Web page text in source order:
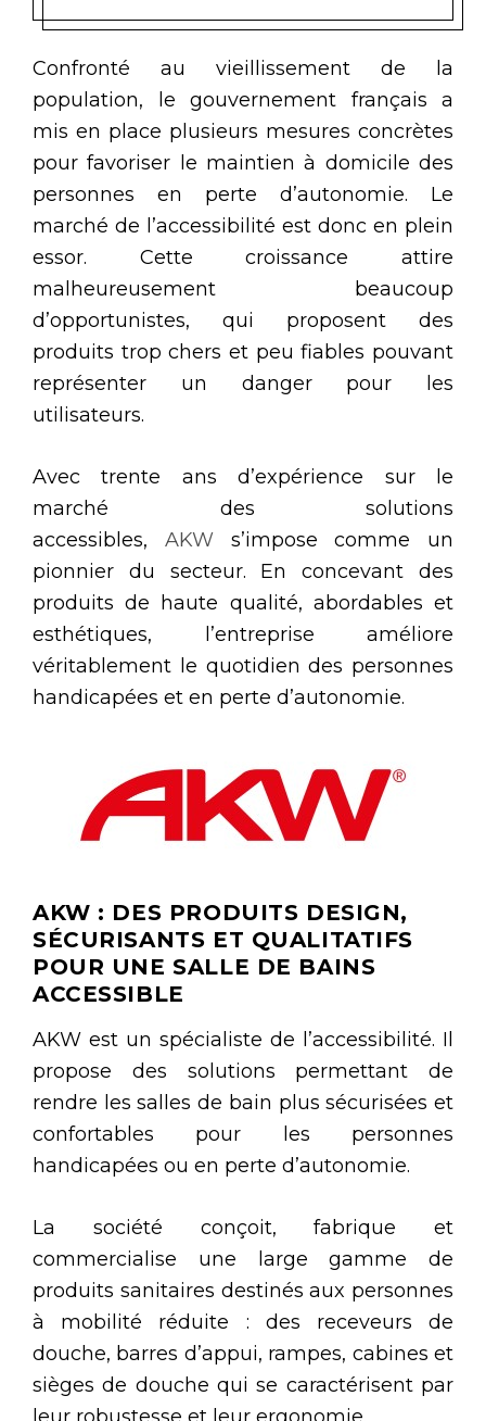
Confronté au vieillissement de la
population, le gouvernement français a
mis en place plusieurs mesures concrètes
pour favoriser le maintien à domicile des
personnes en perte d’autonomie. Le
marché de l’accessibilité est donc en plein
essor. Cette croissance attire
malheureusement beaucoup
d’opportunistes, qui proposent des
produits trop chers et peu fiables pouvant
représenter un danger pour les
utilisateurs.
Avec trente ans d’expérience sur le
marché des solutions
accessibles, AKWs’impose comme un
pionnier du secteur. En concevant des
produits de haute qualité, abordables et
esthétiques, l’entreprise améliore
véritablement le quotidien des personnes
handicapées et en perte d’autonomie.
AKW : DES PRODUITS DESIGN,
SÉCURISANTS ET QUALITATIFS
POUR UNE SALLE DE BAINS
ACCESSIBLE
AKW est un spécialiste de l’accessibilité. Il
propose des solutions permettant de
rendre les salles de bain plus sécurisées et
confortables pour les personnes
handicapées ou en perte d’autonomie.
La société conçoit, fabrique et
commercialise une large gamme de
produits sanitaires destinés aux personnes
à mobilité réduite : des receveurs de
douche, barres d’appui, rampes, cabines et
sièges de douche qui se caractérisent par